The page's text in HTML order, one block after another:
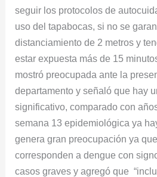
seguir los protocolos de
uso del tapabocas, si no se
distanciamiento de 2 metros y
estar expuesta más de 15
mostró preocupada ante la
departamento y señaló que hay
significativo, comparado con
semana 13 epidemiológica ya
genera gran preocupación ya
corresponden a dengue con
casos graves y agregó que